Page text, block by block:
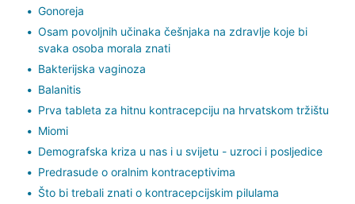
Gonoreja
Osam povoljnih učinaka češnjaka na zdravlje koje bi
svaka osoba morala znati
Bakterijska vaginoza
Balanitis
Prva tableta za hitnu kontracepciju na hrvatskom tržištu
Miomi
Demografska kriza u nas i u svijetu - uzroci i posljedice
Predrasude o oralnim kontraceptivima
Što bi trebali znati o kontracepcijskim pilulama